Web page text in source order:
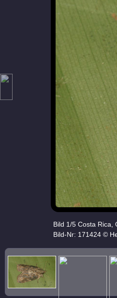
Bild 1/5 Costa Rica,
Bild-Nr: 171424 ©